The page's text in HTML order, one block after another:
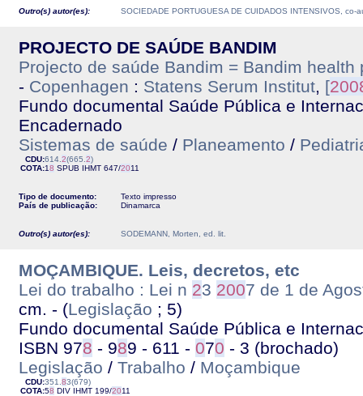
Outro(s) autor(es): SOCIEDADE PORTUGUESA DE CUIDADOS INTENSIVOS, co-
PROJECTO DE SAÚDE BANDIM
Projecto de saúde Bandim = Bandim
- Copenhagen : Statens Serum Institut, [200
Fundo documental Saúde Pública e
Encadernado
Sistemas de saúde / Planeamento /
CDU:614. 2(665. 2)
COTA:18 SPUB IHMT 647/2011
Tipo de documento:
Texto impresso
País de publicação:
Dinamarca
Outro(s) autor(es): SODEMANN, Morten, ed. lit.
MOÇAMBIQUE. Leis, decretos, etc
Lei do trabalho : Lei n 23 2007 de 1 de
cm. - (Legislação ; 5)
Fundo documental Saúde Pública e
ISBN 978 - 989 - 611 - 070 - 3 (brochado)
Legislação / Trabalho / Moçambique
CDU:351. 83(679)
COTA:58 DIV IHMT 199/2011